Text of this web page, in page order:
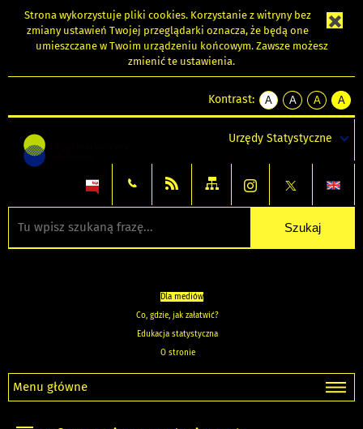
Strona wykorzystuje pliki cookies. Korzystanie z witryny bez
zmiany ustawień Twojej przeglądarki oznacza, że będą one
umieszczane w Twoim urządzeniu końcowym. Zawsze możesz
zmienić te ustawienia.
Kontrast:
A
kontrast
A
kontrast
tekst
czarnym
A
kontrast
tekst
czarnym
A
tekst
żółtym
Urzędy Statystyczne
Dla mediów
Co, gdzie, jak załatwić?
Edukacja statystyczna
O stronie
Menu główne